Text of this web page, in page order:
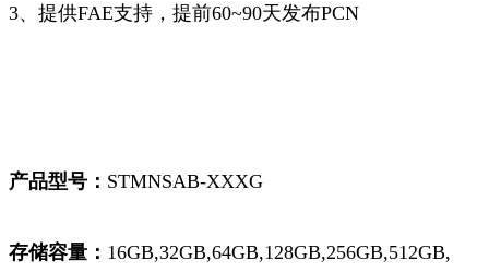
3、提供FAE支持，提前60~90天发布PCN
产品型号： STMNSAB-XXXG
存储容量： 16GB,32GB,64GB,128GB,256GB,512GB,